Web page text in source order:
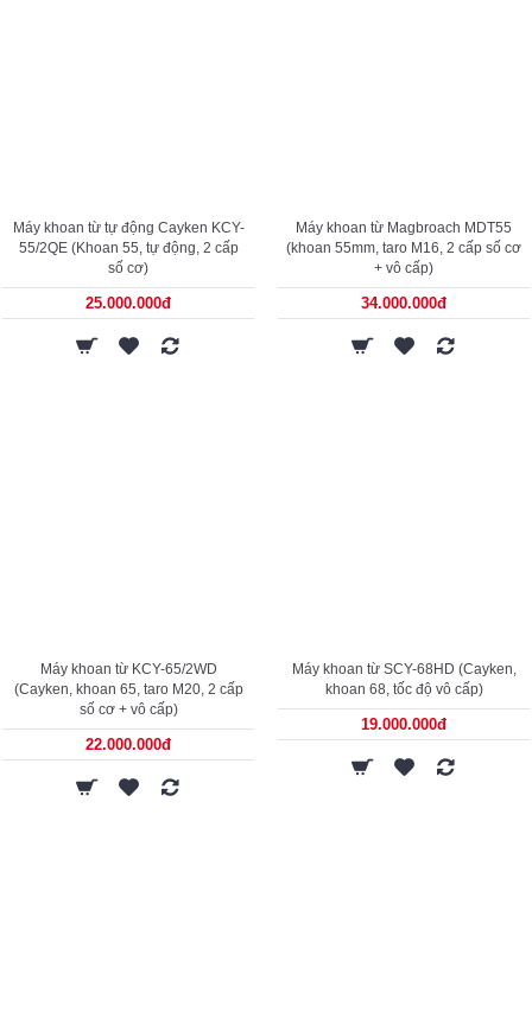
Máy khoan từ tự động Cayken KCY-
55/2QE (Khoan 55, tự động, 2 cấp
số cơ)
25.000.000đ
Máy khoan từ Magbroach MDT55
(khoan 55mm, taro M16, 2 cấp số cơ
+ vô cấp)
34.000.000đ
Máy khoan từ KCY-65/2WD
(Cayken, khoan 65, taro M20, 2 cấp
số cơ + vô cấp)
22.000.000đ
Máy khoan từ SCY-68HD (Cayken,
khoan 68, tốc độ vô cấp)
19.000.000đ